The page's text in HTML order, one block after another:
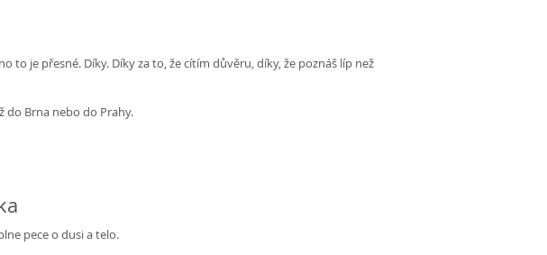
to je přesné. Díky. Díky za to, že cítím důvěru, díky, že poznáš líp než
do Brna nebo do Prahy.
pece o dusi a telo.